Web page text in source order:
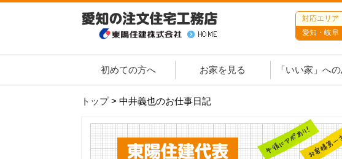
対応エリア
愛知・岐阜
初めての方へ お家を見る 「いい家」へ
トップ> 中井義也のお仕事日記